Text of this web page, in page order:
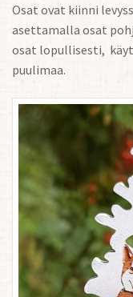
Osat ovat kiinni
asettamalla osat
osat lopullisesti,
puulimaa.